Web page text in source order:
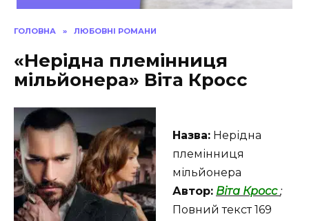
ГОЛОВНА » ЛЮБОВНІ РОМАНИ
«Нерідна племінниця
мільйонера» Віта Кросс
Назва: Нерідна
племінниця
мільйонера
Автор: Віта Кросс;
Повний текст 169